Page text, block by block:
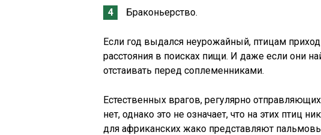
Браконьерство.
Если год выдался неурожайный, птицам
расстояния в поисках пищи. И даже если они
отстаивать перед соплеменниками.
Естественных врагов, регулярно
нет, однако это не означает, что на этих птиц
для африканских жако представляют